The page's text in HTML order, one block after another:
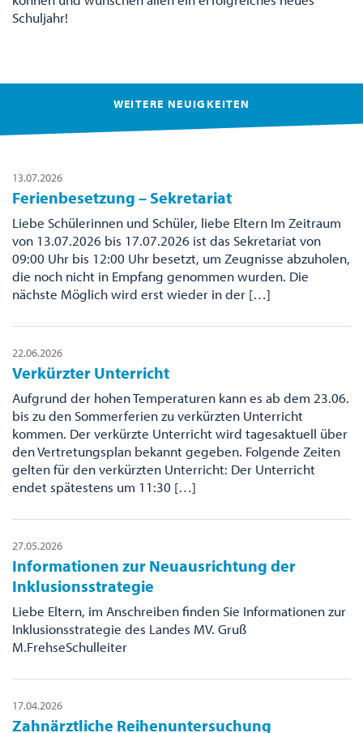
Schuljahr!
WEITERE NEUIGKEITEN
13.07.2026
Ferienbesetzung – Sekretariat
Liebe Schülerinnen und Schüler, liebe Eltern Im Zeitraum
von 13.07.2026 bis 17.07.2026 ist das Sekretariat von
09:00 Uhr bis 12:00 Uhr besetzt, um Zeugnisse abzuholen,
die noch nicht in Empfang genommen wurden. Die
nächste Möglich wird erst wieder in der […]
22.06.2026
Verkürzter Unterricht
Aufgrund der hohen Temperaturen kann es ab dem 23.06.
bis zu den Sommerferien zu verkürzten Unterricht
kommen. Der verkürzte Unterricht wird tagesaktuell über
den Vertretungsplan bekannt gegeben. Folgende Zeiten
gelten für den verkürzten Unterricht: Der Unterricht
endet spätestens um 11:30 […]
27.05.2026
Informationen zur Neuausrichtung der
Inklusionsstrategie
Liebe Eltern, im Anschreiben finden Sie Informationen zur
Inklusionsstrategie des Landes MV. Gruß
M.FrehseSchulleiter
17.04.2026
Zahnärztliche Reihenuntersuchung